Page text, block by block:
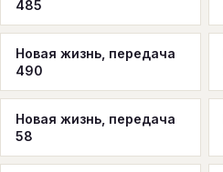
485
Новая жизнь, передача
490
Новая жизнь, передача
58